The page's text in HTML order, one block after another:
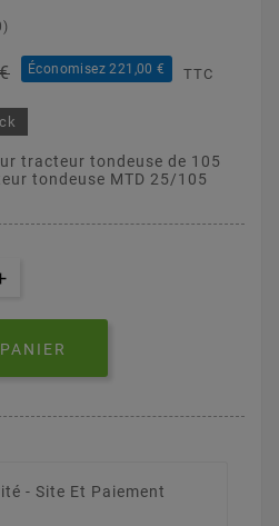
Économisez 221,00 € TTC
tracteur tondeuse de 105
tondeuse MTD 25/105
- Site Et Paiement